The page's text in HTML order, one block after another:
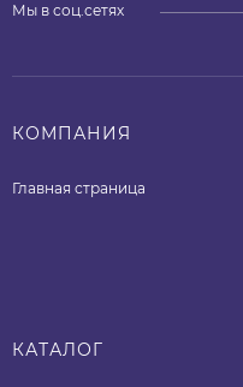
Мы в соц.сетях
КОМПАНИЯ
Главная страница
КАТАЛОГ